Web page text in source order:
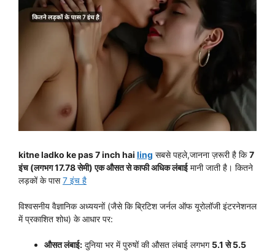
kitne ladko ke pas 7 inch hai ling सबसे पहले,जानना ज़रूरी है कि7
इंच (लगभग 17.78 सेमी) एक औसत से काफी अधिक लंबाईमानी जाती है। कितने
लड़कों के पास7 इंच है
विश्वसनीय वैज्ञानिक अध्ययनों (जैसे कि ब्रिटिश जर्नल ऑफ यूरोलॉजी इंटरनेशनल
में प्रकाशित शोध) के आधार पर:
औसत लंबाई: दुनिया भर में पुरुषों की औसत लंबाई लगभग 5.1 से 5.5